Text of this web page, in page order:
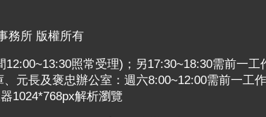
務所 版權所有
12:00~13:30照常受理)；另17:30~18:30需前一
元長及褒忠辦公室：週六8:00~12:00需前一工
1024*768px解析瀏覽